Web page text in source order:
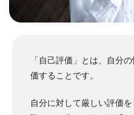
「自己評価」とは、自分
価することです。
自分に対して厳しい評価